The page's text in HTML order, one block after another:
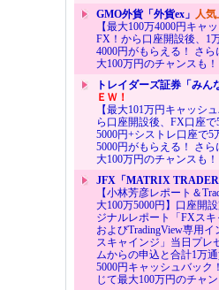
GMO外貨「外貨ex」 人気
【最大100万4000円キャ
FX！から口座開設後、1
4000円がもらえる！ さ
大100万円のチャンスも！
トレイダーズ証券「みん
ＥＷ！
【最大101万円キャッシ
ら口座開設後、FX口座
5000円+シストレ口座で5
5000円がもらえる！ さ
大100万円のチャンスも！
JFX「MATRIX TRADER
【小林芳彦レポート＆
大100万5000円】口座開
ジナルレポート「FXスキ
およびTradingView専用
スキャインジ」当日プレ
ムからの申込と合計1万
5000円キャッシュバック
じて最大100万円のチャン